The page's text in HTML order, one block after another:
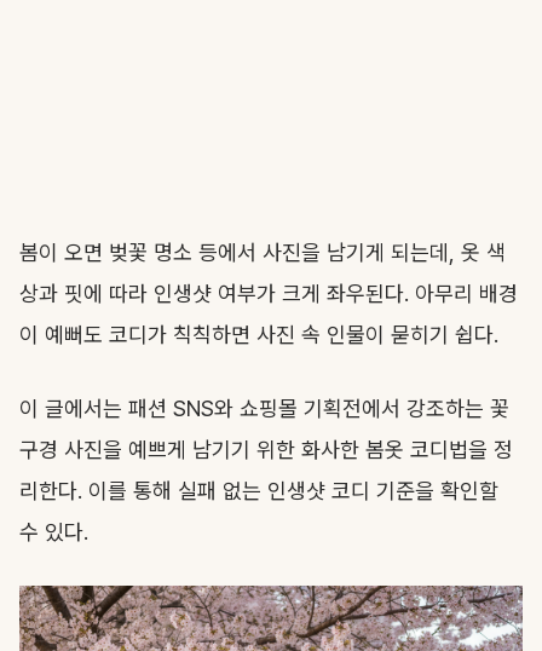
봄이 오면 벚꽃 명소 등에서 사진을 남기게 되는데, 옷 색
상과 핏에 따라 인생샷 여부가 크게 좌우된다. 아무리 배경
이 예뻐도 코디가 칙칙하면 사진 속 인물이 묻히기 쉽다.
이 글에서는 패션 SNS와 쇼핑몰 기획전에서 강조하는 꽃
구경 사진을 예쁘게 남기기 위한 화사한 봄옷 코디법을 정
리한다. 이를 통해 실패 없는 인생샷 코디 기준을 확인할
수 있다.